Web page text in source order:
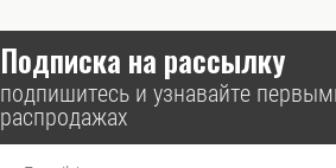
Подписка на рассылку
подпишитесь и узнавайте
распродажах